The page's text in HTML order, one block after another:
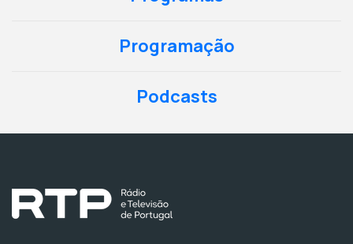
Programação
Podcasts